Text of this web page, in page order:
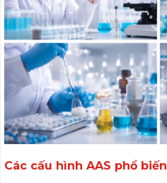
Các cấu hình AAS phổ biến